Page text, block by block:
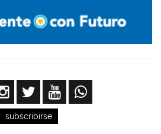
subscribirse